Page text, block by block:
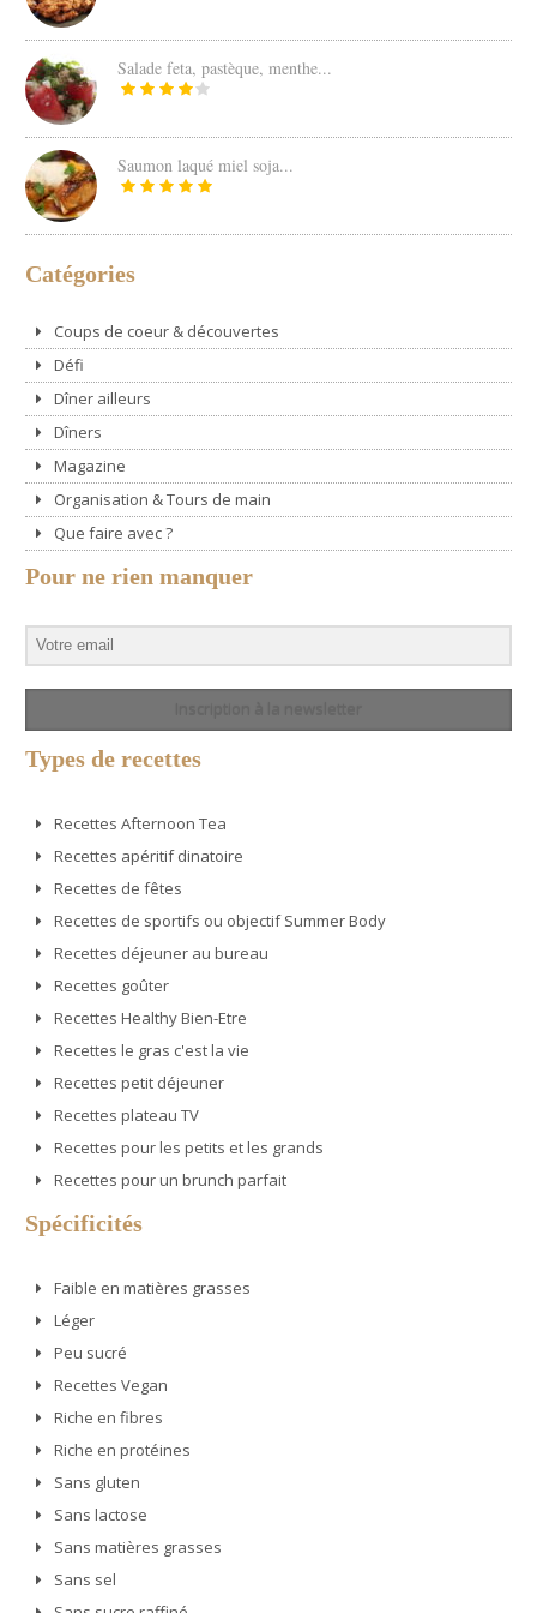
Salade feta, pastèque, menthe...
Saumon laqué miel soja...
Catégories
Coups de coeur & découvertes
Défi
Dîner ailleurs
Dîners
Magazine
Organisation & Tours de main
Que faire avec ?
Pour ne rien manquer
Types de recettes
Recettes Afternoon Tea
Recettes apéritif dinatoire
Recettes de fêtes
Recettes de sportifs ou objectif Summer Body
Recettes déjeuner au bureau
Recettes goûter
Recettes Healthy Bien-Etre
Recettes le gras c'est la vie
Recettes petit déjeuner
Recettes plateau TV
Recettes pour les petits et les grands
Recettes pour un brunch parfait
Spécificités
Faible en matières grasses
Léger
Peu sucré
Recettes Vegan
Riche en fibres
Riche en protéines
Sans gluten
Sans lactose
Sans matières grasses
Sans sel